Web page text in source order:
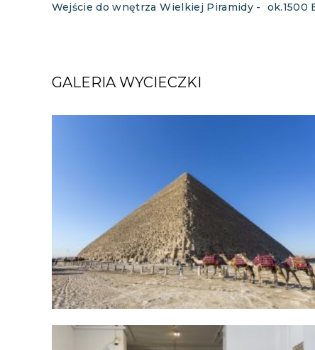
Wejście do wnętrza Wielkiej Piramidy - ok.1500
GALERIA WYCIECZKI